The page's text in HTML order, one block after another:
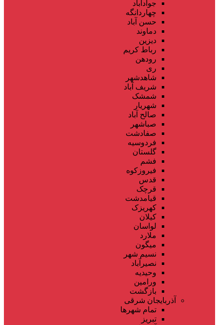
جوادآباد
چهاردانگه
حسن آباد
دماوند
دیزین
رباط کریم
رودهن
ری
شاهدشهر
شریف آباد
شمشک
شهریار
صالح آباد
صباشهر
صفادشت
فردوسیه
گلستان
فشم
فیروزکوه
قدس
قرچک
قیامدشت
کهریزک
کیلان
لواسان
ملارد
میگون
نسیم شهر
نصیرآباد
وحیدیه
ورامین
بازگشت
آذربایجان شرقی
تمام شهر‌ها
تبریز